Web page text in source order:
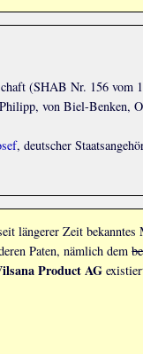
(SHAB Nr. 156 vom
von Biel-Benken,
, deutscher
längerer Zeit
Paten, nämlich dem
Product AG